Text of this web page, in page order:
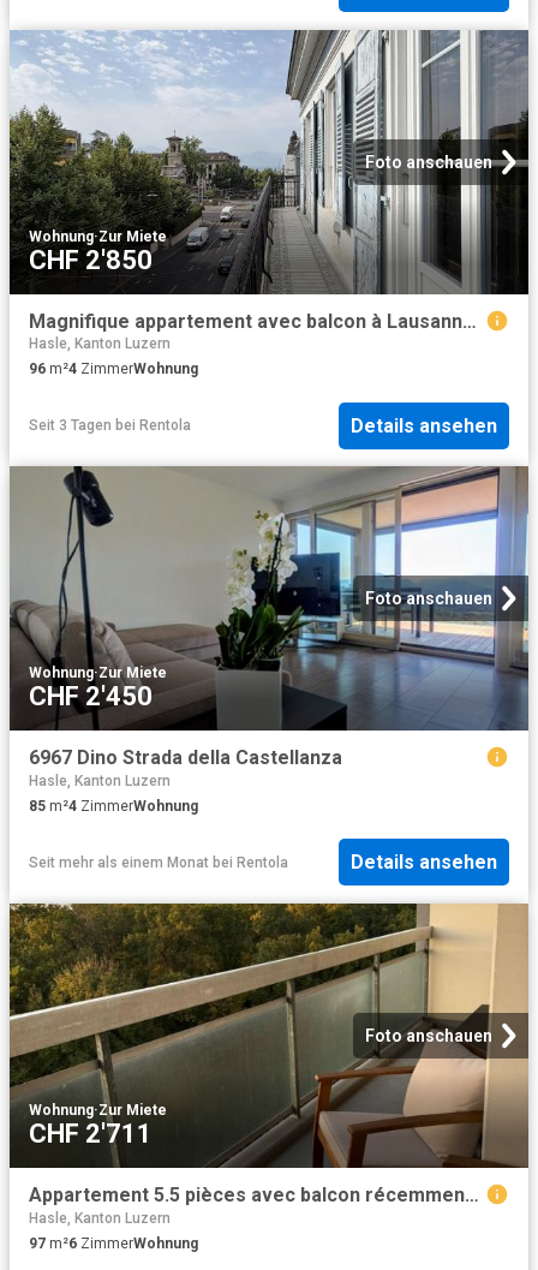
Foto anschauen
Wohnung·Zur Miete
CHF 2'850
Magnifique appartement avec balcon à Lausanne CH 1006 Lausanne, Avenue d'Ouchy 30 CHF 2'850. /mois + ch
Hasle, Kanton Luzern
96 m²4 ZimmerWohnung
Seit 3 Tagen bei Rentola Details ansehen
Foto anschauen
Wohnung·Zur Miete
CHF 2'450
6967 Dino Strada della Castellanza
Hasle, Kanton Luzern
85 m²4 ZimmerWohnung
Seit mehr als einem Monat bei Rentola Details ansehen
Foto anschauen
Wohnung·Zur Miete
CHF 2'711
Appartement 5.5 pièces avec balcon récemment rénové à Lancy
Hasle, Kanton Luzern
97 m²6 ZimmerWohnung